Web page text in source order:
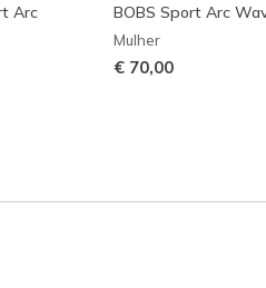
Arc
BOBS Sport Arc
Mulher
€ 70,00